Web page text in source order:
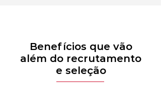
Benefícios que vão
além do recrutamento
e seleção